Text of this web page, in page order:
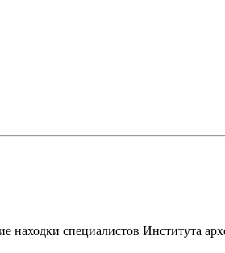
находки специалистов Института